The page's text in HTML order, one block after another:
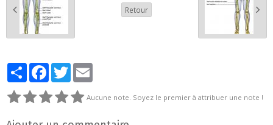
Retour
PartagerFacebook
Twitter
Aucune note. Soyez le premier à attribuer une note !